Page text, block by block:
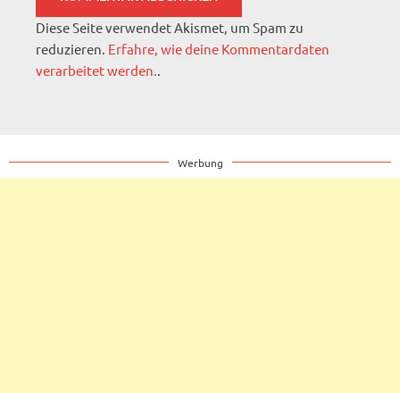
Diese Seite verwendet Akismet, um Spam zu
reduzieren. Erfahre, wie deine Kommentardaten
verarbeitet werden..
Werbung